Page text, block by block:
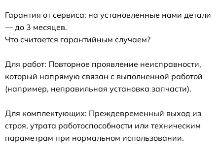
Гарантия от сервиса: на установленные нами детали
— до 3 месяцев.
Что считается гарантийным случаем?
Для работ: Повторное проявление неисправности,
который напрямую связан с выполненной работой
(например, неправильная установка запчасти).
Для комплектующих: Преждевременный выход из
строя, утрата работоспособности или техническим
параметрам при нормальном использовании.